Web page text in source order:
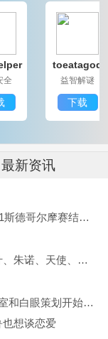
，成为指挥
为背景，融合历
验。
家可以与好友
对手才能赢得
营根据自己的
以挑战更强大
全
toeatagod
益智解谜
下载
最新资讯
尔摩赛结果公布
、伊拉锐与D.Va！
白眼策划开始反噬
想谈恋爱